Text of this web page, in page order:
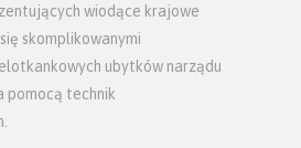
wiodące krajowe
skomplikowanymi
ubytków narządu
pomocą technik